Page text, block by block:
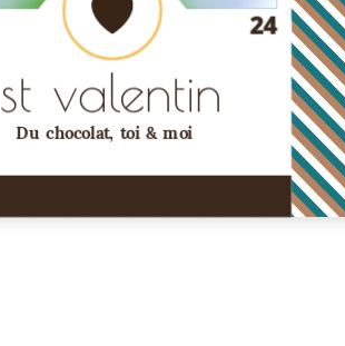
st valentin
Du chocolat, toi & moi
24